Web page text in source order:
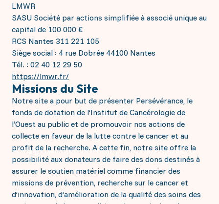
LMWR
SASU Société par actions simplifiée à associé unique au
capital de 100 000 €
RCS Nantes 311 221 105
Siège social : 4 rue Dobrée 44100 Nantes
Tél. : 02 40 12 29 50
https://lmwr.fr/
Missions du Site
Notre site a pour but de présenter Persévérance, le
fonds de dotation de l’Institut de Cancérologie de
l’Ouest au public et de promouvoir nos actions de
collecte en faveur de la lutte contre le cancer et au
profit de la recherche. A cette fin, notre site offre la
possibilité aux donateurs de faire des dons destinés à
assurer le soutien matériel comme financier des
missions de prévention, recherche sur le cancer et
d’innovation, d’amélioration de la qualité des soins des